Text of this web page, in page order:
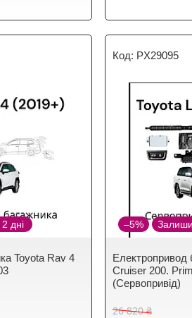
дні
Toyota Rav 4
PX29095
–5%
Електропривод
Cruiser 200.
(Сервопривід)
26 820 ₴